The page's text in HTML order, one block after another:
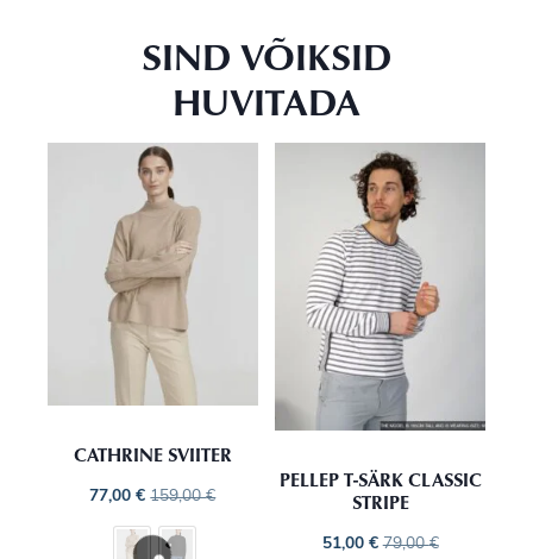
SIND VÕIKSID
HUVITADA
CATHRINE SVIITER
77,00€ 159,00€
PELLEP T-SÄRK CLASSIC
STRIPE
51,00 € 79,00€